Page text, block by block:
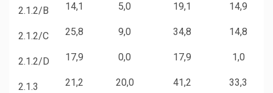
2.1.2/B 14,1 5,0 19,1 14,9
2.1.2/C 25,8 9,0 34,8 14,8
2.1.2/D 17,9 0,0 17,9 1,0
2.1.3 21,2 20,0 41,2 33,3